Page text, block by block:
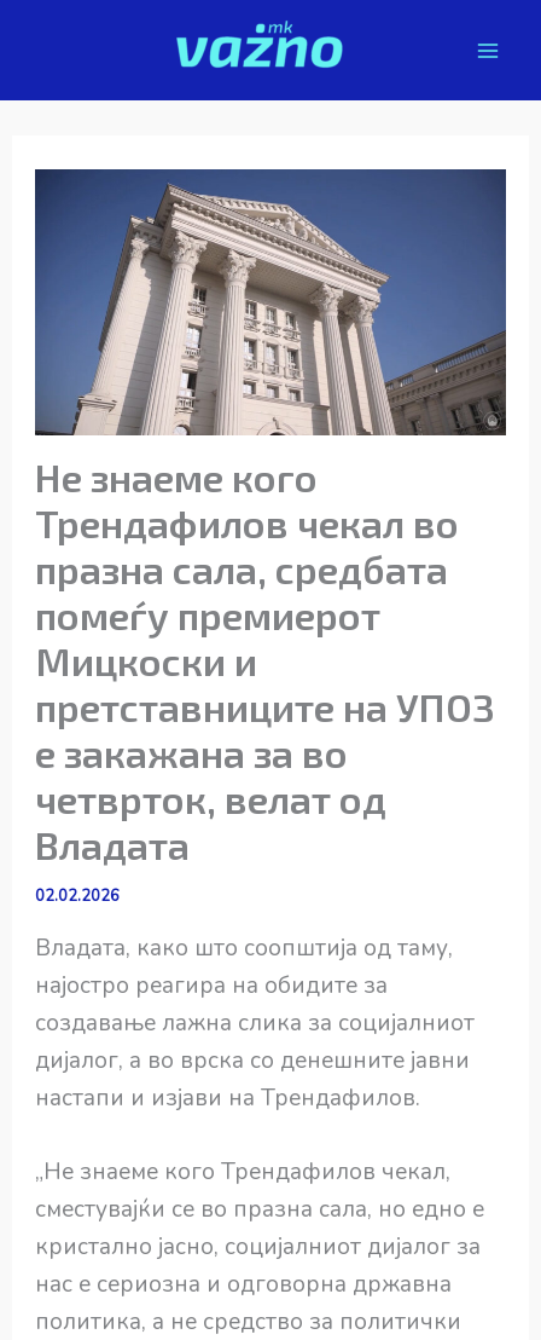
Не знаеме кого
Трендафилов чекал во
празна сала, средбата
помеѓу премиерот
Мицкоски и
претставниците на УПОЗ
е закажана за во
четврток, велат од
Владата
02.02.2026
Владата, како што соопштија од таму,
најостро реагира на обидите за
создавање лажна слика за социјалниот
дијалог, а во врска со денешните јавни
настапи и изјави на Трендафилов.
„Не знаеме кого Трендафилов чекал,
сместувајќи се во празна сала, но едно е
кристално јасно, социјалниот дијалог за
нас е сериозна и одговорна државна
политика, а не средство за политички